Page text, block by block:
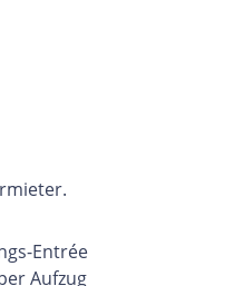
Entrée
Aufzug